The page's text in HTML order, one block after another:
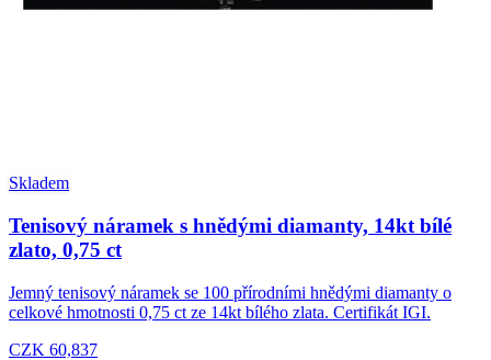
Skladem
Tenisový náramek s hnědými diamanty, 14kt bílé
zlato, 0,75 ct
Jemný tenisový náramek se 100 přírodními hnědými diamanty o
celkové hmotnosti 0,75 ct ze 14kt bílého zlata. Certifikát IGI.
CZK 60,837